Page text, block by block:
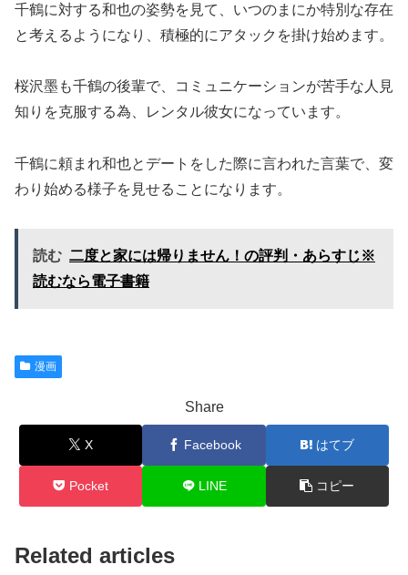
千鶴に対する和也の姿勢を見て、いつのまにか特別な存在
と考えるようになり、積極的にアタックを掛け始めます。
桜沢墨も千鶴の後輩で、コミュニケーションが苦手な人見
知りを克服する為、レンタル彼女になっています。
千鶴に頼まれ和也とデートをした際に言われた言葉で、変
わり始める様子を見せることになります。
読む 二度と家には帰りません！の評判・あらすじ※
読むなら電子書籍
漫画
Share
X Facebook はてブ
Pocket LINE コピー
Related articles